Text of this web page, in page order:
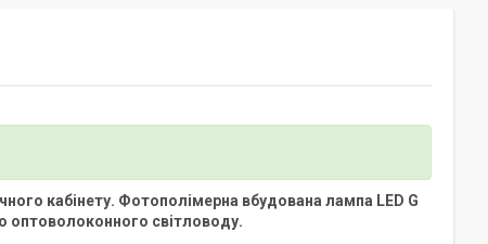
кабінету. Фотополімерна вбудована лампа LED G
оптоволоконного світловоду.